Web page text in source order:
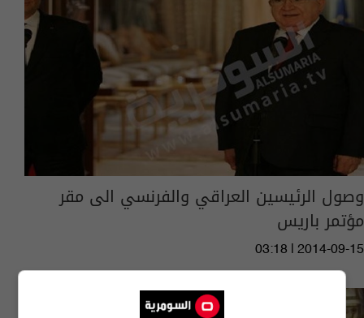
وصول الرئيسين العراقي والفرنسي الى مقر
مؤتمر باريس
03:18 | 2014-09-15